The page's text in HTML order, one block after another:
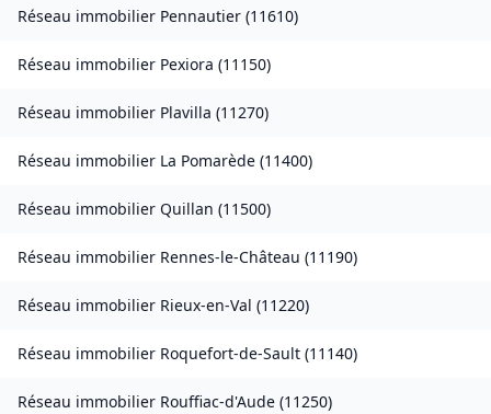
Réseau immobilier Pennautier (11610)
Réseau immobilier Pexiora (11150)
Réseau immobilier Plavilla (11270)
Réseau immobilier La Pomarède (11400)
Réseau immobilier Quillan (11500)
Réseau immobilier Rennes-le-Château (11190)
Réseau immobilier Rieux-en-Val (11220)
Réseau immobilier Roquefort-de-Sault (11140)
Réseau immobilier Rouffiac-d'Aude (11250)